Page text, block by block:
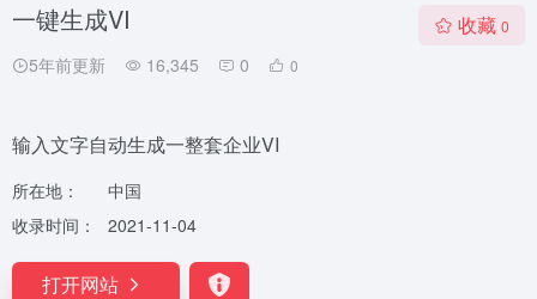
一键生成VI
5年前更新 16,345 0 0
收藏 0
输入文字自动生成一整套企业VI
所在地：
中国
收录时间：
2021-11-04
打开网站